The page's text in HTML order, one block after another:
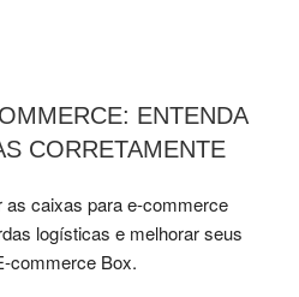
ENTENDA
CORRETAMENTE